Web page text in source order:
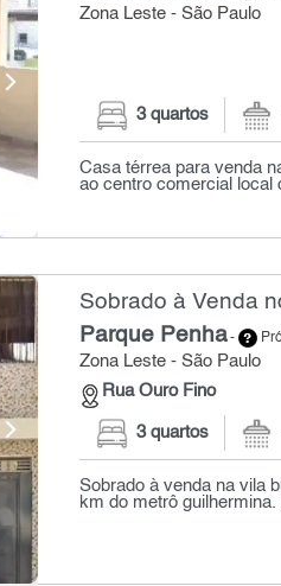
Zona Leste - São Paulo
3 quartos
Casa térrea para venda
ao centro comercial local
Sobrado à Venda
Parque Penha-
Zona Leste - São Paulo
Rua Ouro Fino
3 quartos
Sobrado à venda na vila
km do metrô